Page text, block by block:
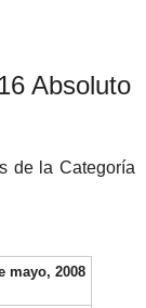
Absoluto
de la Categoría
mayo, 2008